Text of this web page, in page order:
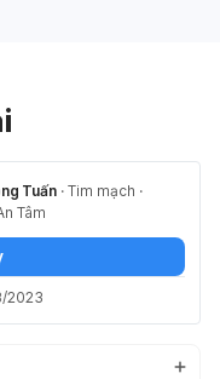
Tuấn · Tim mạch ·
Tâm
2023